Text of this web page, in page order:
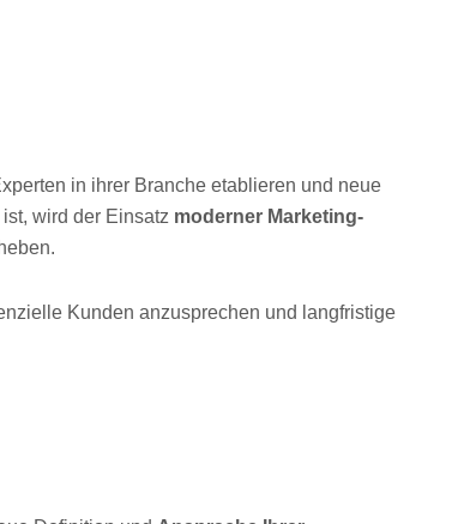
in ihrer Branche etablieren und neue
wird der Einsatz moderner Marketing-
Kunden anzusprechen und langfristige